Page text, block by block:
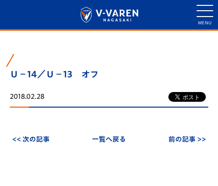
Ｕ－14／Ｕ－13 オフ
2018.02.28
<< 次の記事 一覧へ戻る 前の記事 >>